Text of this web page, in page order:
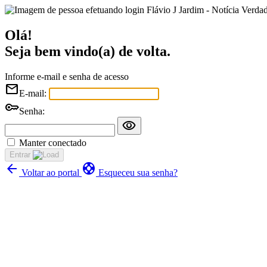
Flávio J Jardim - Notícia
Olá!
Seja bem vindo(a) de volta.
Informe e-mail e senha de acesso
mailE-mail:
keySenha:
visibility
Manter conectado
Entrar
arrow_back Voltar ao portal support Esqueceu sua senha?